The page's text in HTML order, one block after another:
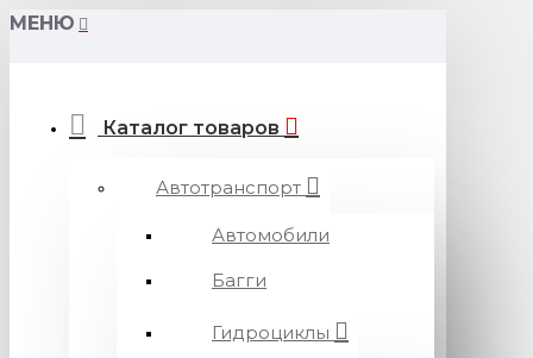
МЕНЮ
Каталог товаров
Автотранспорт
Автомобили
Багги
Гидроциклы